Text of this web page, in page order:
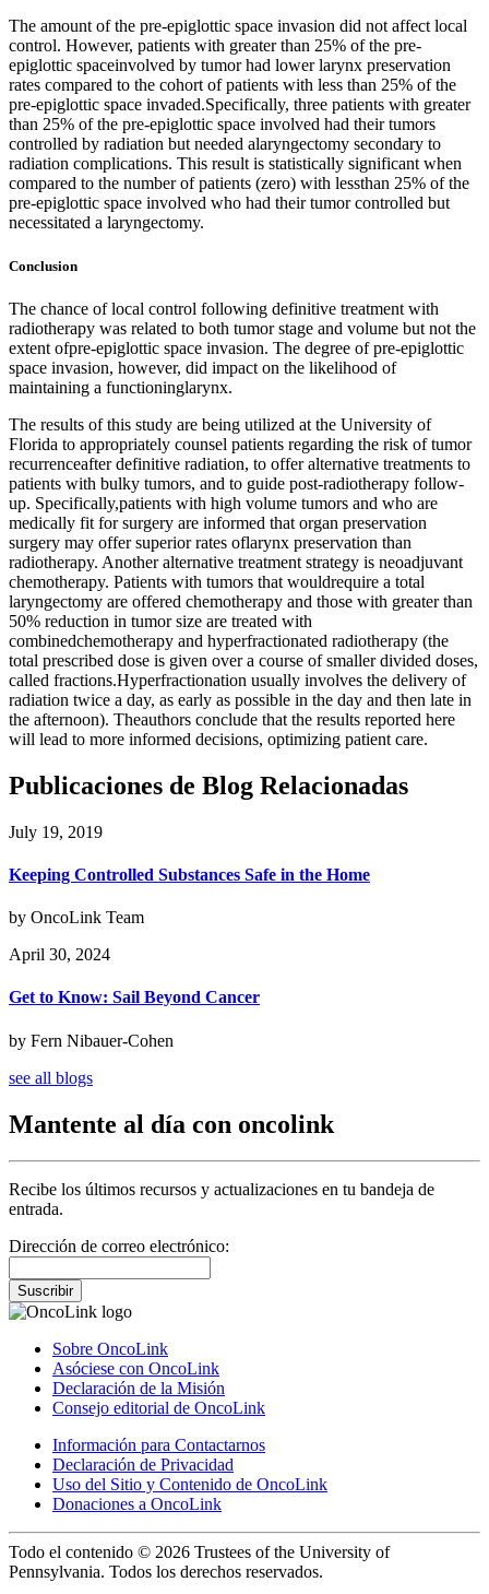
The amount of the pre-epiglottic space invasion did not affect local
control. However, patients with greater than 25% of the pre-
epiglottic spaceinvolved by tumor had lower larynx preservation
rates compared to the cohort of patients with less than 25% of the
pre-epiglottic space invaded.Specifically, three patients with greater
than 25% of the pre-epiglottic space involved had their tumors
controlled by radiation but needed alaryngectomy secondary to
radiation complications. This result is statistically significant when
compared to the number of patients (zero) with lessthan 25% of the
pre-epiglottic space involved who had their tumor controlled but
necessitated a laryngectomy.
Conclusion
The chance of local control following definitive treatment with
radiotherapy was related to both tumor stage and volume but not the
extent ofpre-epiglottic space invasion. The degree of pre-epiglottic
space invasion, however, did impact on the likelihood of
maintaining a functioninglarynx.
The results of this study are being utilized at the University of
Florida to appropriately counsel patients regarding the risk of tumor
recurrenceafter definitive radiation, to offer alternative treatments to
patients with bulky tumors, and to guide post-radiotherapy follow-
up. Specifically,patients with high volume tumors and who are
medically fit for surgery are informed that organ preservation
surgery may offer superior rates oflarynx preservation than
radiotherapy. Another alternative treatment strategy is neoadjuvant
chemotherapy. Patients with tumors that wouldrequire a total
laryngectomy are offered chemotherapy and those with greater than
50% reduction in tumor size are treated with
combinedchemotherapy and hyperfractionated radiotherapy (the
total prescribed dose is given over a course of smaller divided doses,
called fractions.Hyperfractionation usually involves the delivery of
radiation twice a day, as early as possible in the day and then late in
the afternoon). Theauthors conclude that the results reported here
will lead to more informed decisions, optimizing patient care.
Publicaciones de Blog Relacionadas
July 19, 2019
Keeping Controlled Substances Safe in the Home
by OncoLink Team
April 30, 2024
Get to Know: Sail Beyond Cancer
by Fern Nibauer-Cohen
see all blogs
Mantente al día con oncolink
Recibe los últimos recursos y actualizaciones en tu bandeja de
entrada.
Dirección de correo electrónico:
Suscribir
Sobre OncoLink
Asóciese con OncoLink
Declaración de la Misión
Consejo editorial de OncoLink
Información para Contactarnos
Declaración de Privacidad
Uso del Sitio y Contenido de OncoLink
Donaciones a OncoLink
Todo el contenido © 2026 Trustees of the University of
Pennsylvania. Todos los derechos reservados.